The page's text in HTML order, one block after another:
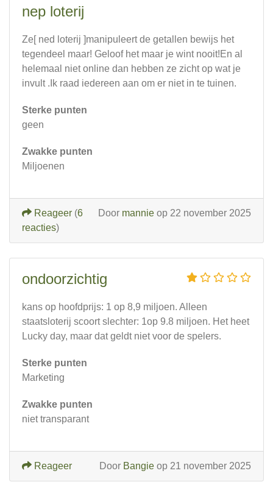
nep loterij
Ze[ ned loterij ]manipuleert de getallen bewijs het
tegendeel maar! Geloof het maar je wint nooit!En al
helemaal niet online dan hebben ze zicht op wat je
invult .Ik raad iedereen aan om er niet in te tuinen.
Sterke punten
geen
Zwakke punten
Miljoenen
Door mannie op 22 november 2025
Reageer (6
reacties)
ondoorzichtig
kans op hoofdprijs: 1 op 8,9 miljoen. Alleen
staatsloterij scoort slechter: 1op 9.8 miljoen. Het heet
Lucky day, maar dat geldt niet voor de spelers.
Sterke punten
Marketing
Zwakke punten
niet transparant
Door Bangie op 21 november 2025
Reageer